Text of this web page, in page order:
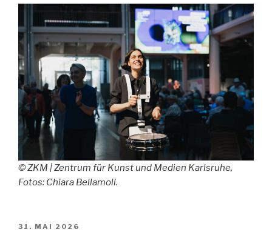
© ZKM | Zentrum für Kunst und Medien Karlsruhe,
Fotos: Chiara Bellamoli.
VERÖFFENTLICHT
31. MAI 2026